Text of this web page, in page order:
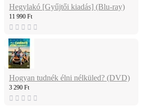
Hegylakó [Gyűjtői kiadás] (Blu-ray)
11 990 Ft
Hogyan tudnék élni nélküled? (DVD)
3 290 Ft